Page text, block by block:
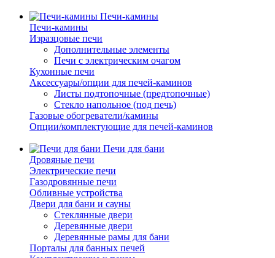
Печи-камины
Печи-камины
Изразцовые печи
Дополнительные элементы
Печи с электрическим очагом
Кухонные печи
Аксессуары/опции для печей-каминов
Листы подтопочные (предтопочные)
Стекло напольное (под печь)
Газовые обогреватели/камины
Опции/комплектующие для печей-каминов
Печи для бани
Дровяные печи
Электрические печи
Газодровянные печи
Обливные устройства
Двери для бани и сауны
Стеклянные двери
Деревянные двери
Деревянные рамы для бани
Порталы для банных печей